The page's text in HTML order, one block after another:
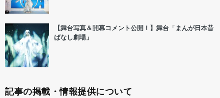
【舞台写真＆開幕コメント公開！】舞台「まんが日本昔
ばなし劇場」
記事の掲載・情報提供について